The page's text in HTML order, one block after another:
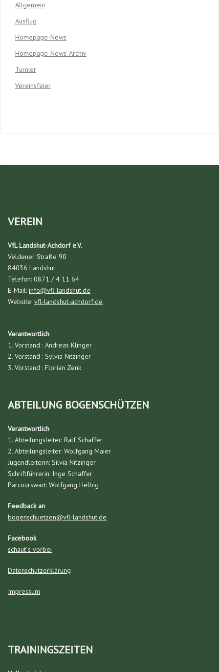
Allgemein
Ausflug
Homepage-News
Homepage-News-Archiv
Turnier
Vereinsfeier
VEREIN
VfL Landshut-Achdorf e.V.
Veldener Straße 90
84036 Landshut
Telefon: 0871 / 4 11 64
E-Mail: info@vfl-landshut.de
Website: vfl-landshut-achdorf.de
Verantwortlich
1. Vorstand : Andreas Klinger
2. Vorstand : Sylvia Nitzinger
3. Vorstand : Florian Zenk
ABTEILUNG BOGENSCHÜTZEN
Verantwortlich
1. Abteilungsleiter: Ralf Schaffer
2. Abteilungsleiter: Wolfgang Maier
Jugendleiterin: Silvia Nitzinger
Schriftführerin: Inge Schaffer
Parcourswart: Wolfgang Helbig
Feedback an
bogenschuetzen@vfl-landshut.de
Facebook
schaut´s vorbei
Datenschutzerklärung
Impressum
TRAININGSZEITEN